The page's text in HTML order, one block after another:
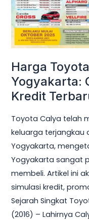
Harga
Yogyakarta:
Kredit
Toyota Calya telah
keluarga terjangkau
Yogyakarta,
Yogyakarta sangat
membeli. Artikel ini
simulasi kredit,
Sejarah Singkat
(2016) – Lahirnya
Varian
&
Simulasi
Kredit
Terbaru